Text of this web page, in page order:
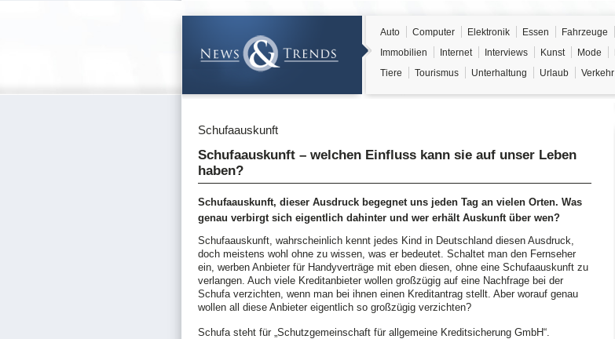
Auto Computer Elektronik Essen Fahrzeuge
Immobilien
Internet Interviews Kunst Mode
Tiere
Tourismus Unterhaltung Urlaub Verkehr
Schufaauskunft
Schufaauskunft – welchen Einfluss kann sie auf unser Leben
haben?
Schufaauskunft, dieser Ausdruck begegnet uns jeden Tag an vielen Orten. Was
genau verbirgt sich eigentlich dahinter und wer erhält Auskunft über wen?
Schufaauskunft, wahrscheinlich kennt jedes Kind in Deutschland diesen Ausdruck,
doch meistens wohl ohne zu wissen, was er bedeutet. Schaltet man den Fernseher
ein, werben Anbieter für Handyverträge mit eben diesen, ohne eine Schufaauskunft zu
verlangen. Auch viele Kreditanbieter wollen großzügig auf eine Nachfrage bei der
Schufa verzichten, wenn man bei ihnen einen Kreditantrag stellt. Aber worauf genau
wollen all diese Anbieter eigentlich so großzügig verzichten?
Schufa steht für „Schutzgemeinschaft für allgemeine Kreditsicherung GmbH“.